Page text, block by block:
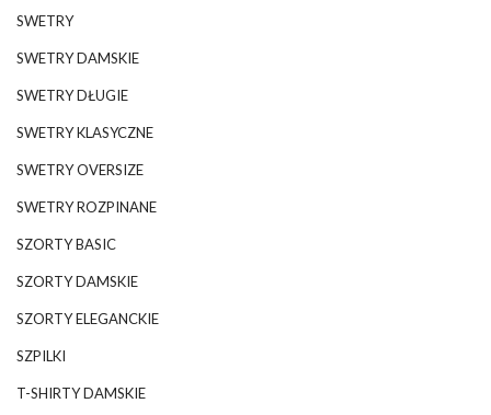
SWETRY
SWETRY DAMSKIE
SWETRY DŁUGIE
SWETRY KLASYCZNE
SWETRY OVERSIZE
SWETRY ROZPINANE
SZORTY BASIC
SZORTY DAMSKIE
SZORTY ELEGANCKIE
SZPILKI
T-SHIRTY DAMSKIE